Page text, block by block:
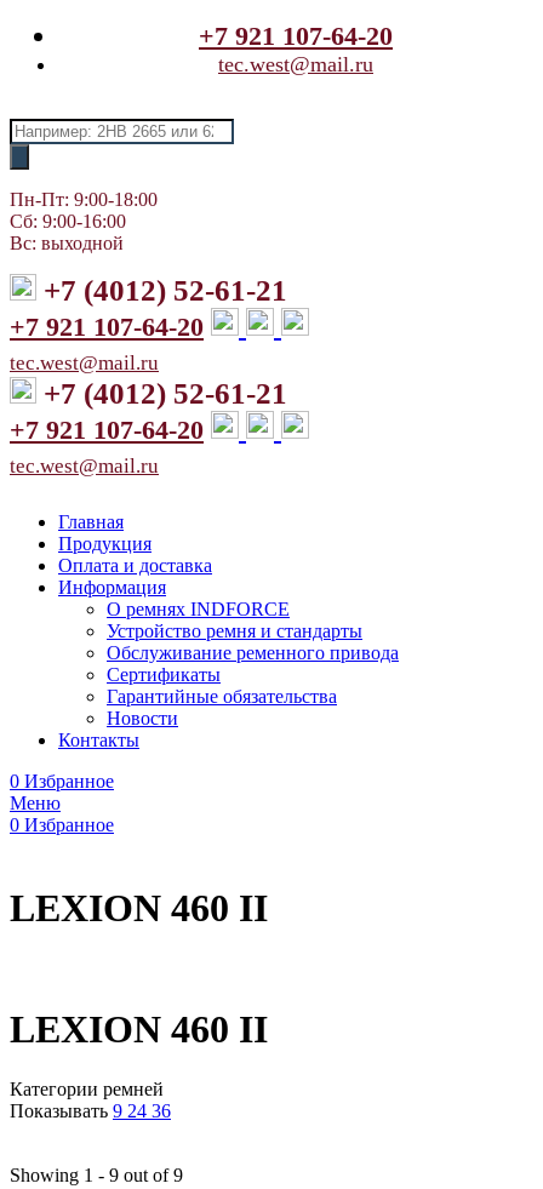
+7 921 107-64-20
tec.west@mail.ru
Поиск
товаров
Пн-Пт: 9:00-18:00
Сб: 9:00-16:00
Вс: выходной
+7 (4012) 52-61-21
+7 921 107-64-20
tec.west@mail.ru
+7 (4012) 52-61-21
+7 921 107-64-20
tec.west@mail.ru
Главная
Продукция
Оплата и доставка
Информация
О ремнях INDFORCE
Устройство ремня и стандарты
Обслуживание ременного привода
Сертификаты
Гарантийные обязательства
Новости
Контакты
0 Избранное
Меню
0 Избранное
LEXION 460 II
LEXION 460 II
Категории ремней
Показывать 9 24 36
Showing 1 - 9 out of 9